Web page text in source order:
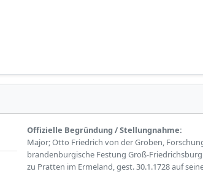
Offizielle Begründung / Stellungnahme:
Major; Otto Friedrich von der Groben,
brandenburgische Festung Groß-
zu Pratten im Ermeland, gest. 30.1.1728 auf